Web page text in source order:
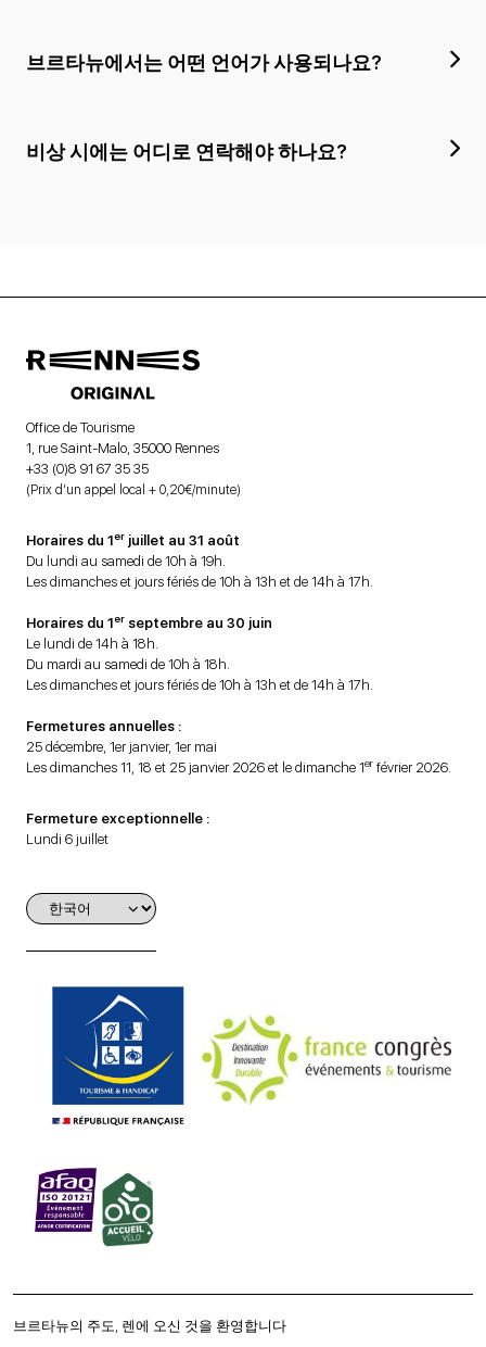
브르타뉴에서는 어떤 언어가 사용되나요?
비상 시에는 어디로 연락해야 하나요?
Office de Tourisme
1, rue Saint-Malo, 35000 Rennes
+33 (0)8 91 67 35 35
(Prix d’un appel local + 0,20€/minute)
Horaires du 1er juillet au 31 août
Du lundi au samedi de 10h à 19h.
Les dimanches et jours fériés de 10h à 13h et de 14h à 17h.
Horaires du 1er septembre au 30 juin
Le lundi de 14h à 18h.
Du mardi au samedi de 10h à 18h.
Les dimanches et jours fériés de 10h à 13h et de 14h à 17h.
Fermetures annuelles :
25 décembre, 1er janvier, 1er mai
Les dimanches 11, 18 et 25 janvier 2026 et le dimanche 1er février 2026.
Fermeture exceptionnelle :
Lundi 6 juillet
브르타뉴의 주도, 렌에 오신 것을 환영합니다